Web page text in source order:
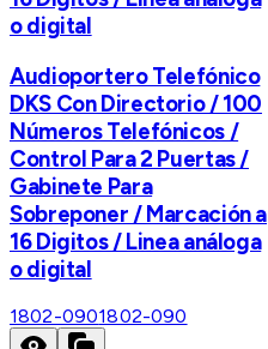
o digital
Audioportero Telefónico
DKS Con Directorio / 100
Números Telefónicos /
Control Para 2 Puertas /
Gabinete Para
Sobreponer / Marcación a
16 Digitos / Linea análoga
o digital
1802-0901802-090